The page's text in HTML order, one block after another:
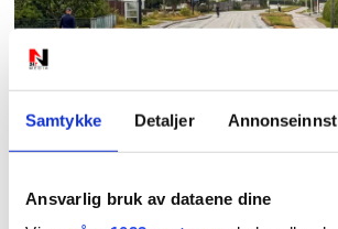
Samtykke Detaljer
Ansvarlig bruk av dataene dine
Nye skilt skaper
forvirring:
fartsgrense gjelder